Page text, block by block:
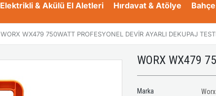
Elektrikli & Akülü El Aletleri Hırdavat & Atölye
WORX WX479 750WATT PROFESYONEL DEVIR AYARLI DEKUPAJ
WORX WX479
Marka Worx